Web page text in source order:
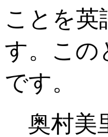
ことを英
す。この
です。
奥村美